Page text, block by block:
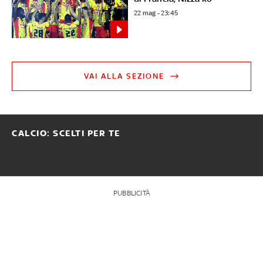
22 mag - 23:45
VAI ALLA SEZIONE
CALCIO: SCELTI PER TE
PUBBLICITÀ